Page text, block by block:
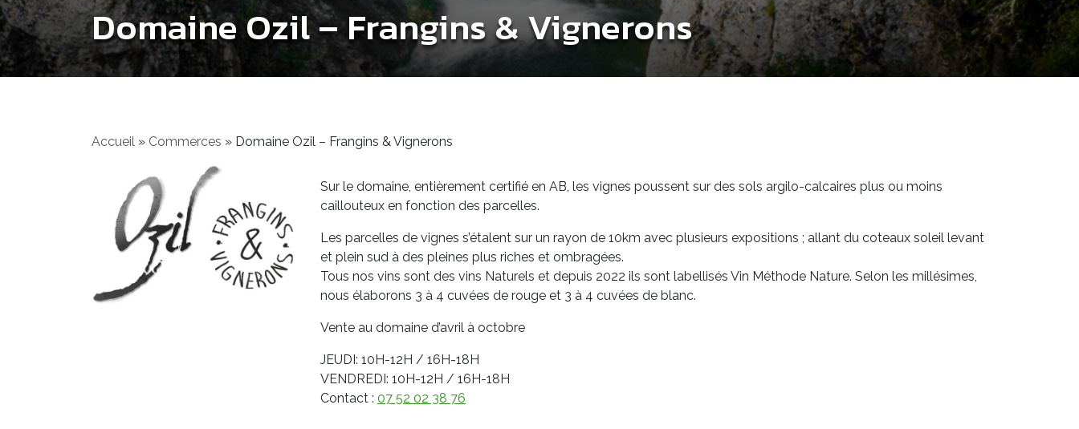
Domaine Ozil – Frangins & Vignerons
Accueil » Commerces » Domaine Ozil – Frangins & Vignerons
Sur le domaine, entièrement certifié en AB, les vignes poussent sur des sols argilo-calcaires plus ou moins
caillouteux en fonction des parcelles.
Les parcelles de vignes s’étalent sur un rayon de 10km avec plusieurs expositions ; allant du coteaux soleil levant
et plein sud à des pleines plus riches et ombragées.
Tous nos vins sont des vins Naturels et depuis 2022 ils sont labellisés Vin Méthode Nature. Selon les millésimes,
nous élaborons 3 à 4 cuvées de rouge et 3 à 4 cuvées de blanc.
Vente au domaine d’avril à octobre
JEUDI: 10H-12H / 16H-18H
VENDREDI: 10H-12H / 16H-18H
Contact : 07 52 02 38 76